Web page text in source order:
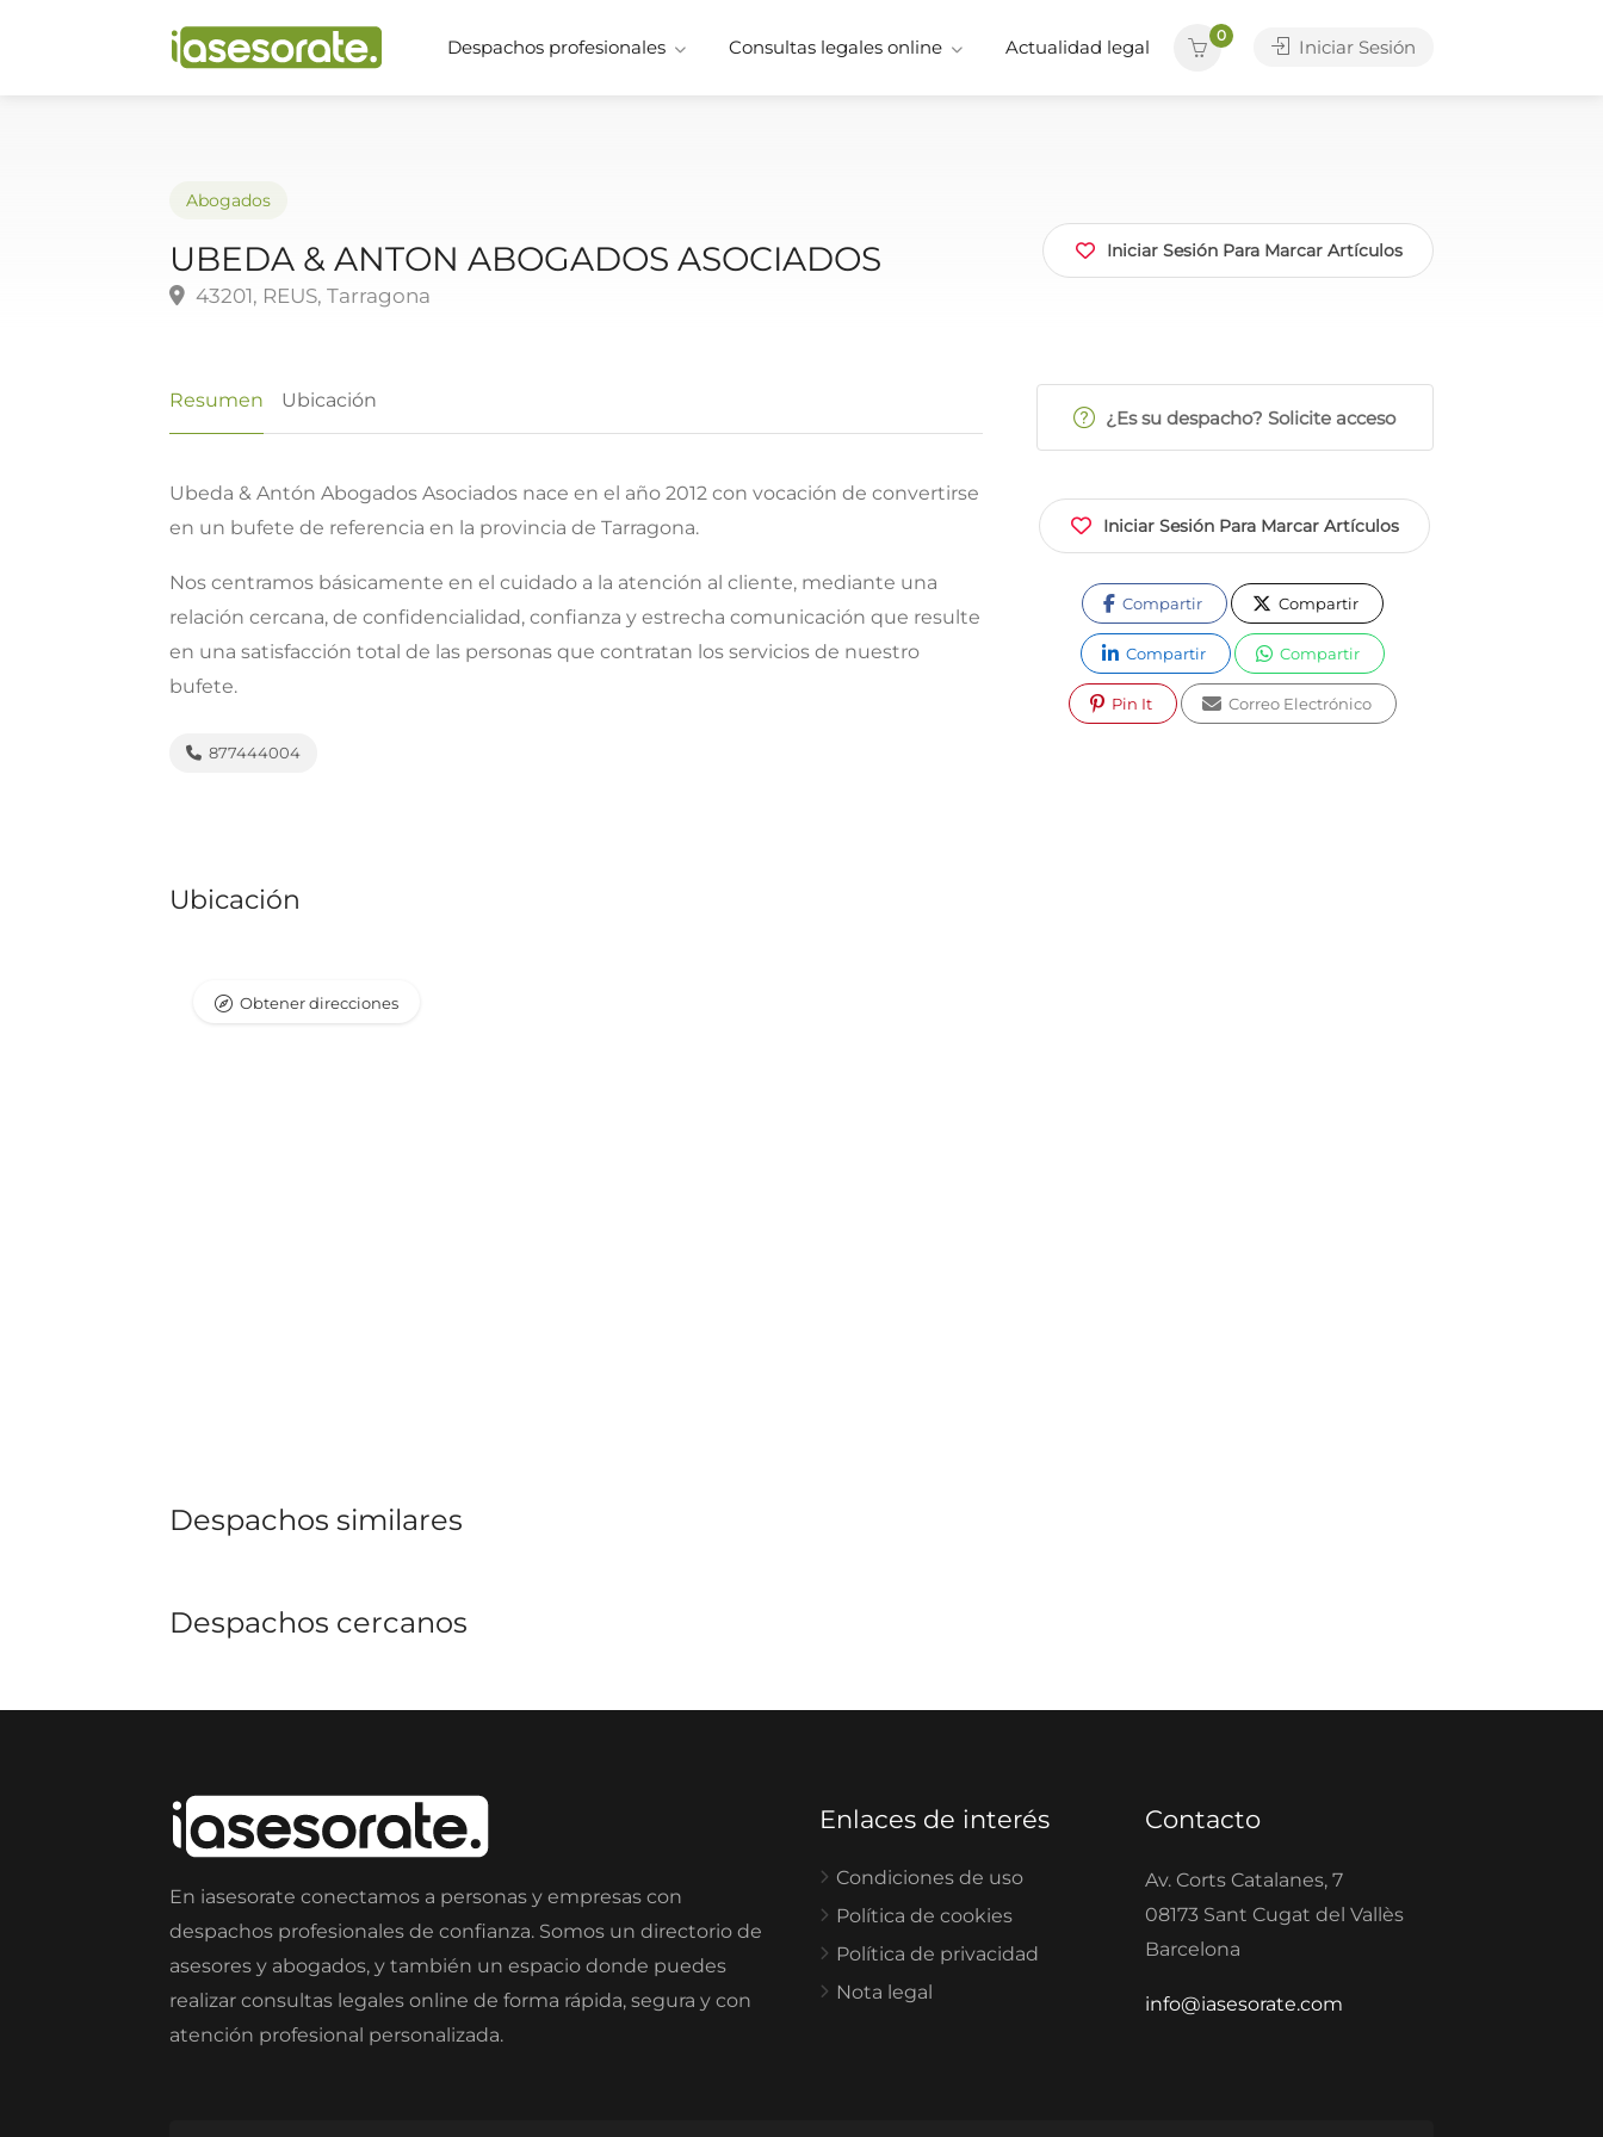
Despachos profesionales Consultas legales online Actualidad legal
0
Iniciar Sesión
Abogados
UBEDA & ANTON ABOGADOS ASOCIADOS
43201, REUS, Tarragona
Iniciar Sesión Para Marcar Artículos
Resumen Ubicación
Ubeda & Antón Abogados Asociados nace en el año 2012 con vocación de convertirse
en un bufete de referencia en la provincia de Tarragona.
Nos centramos básicamente en el cuidado a la atención al cliente, mediante una
relación cercana, de confidencialidad, confianza y estrecha comunicación que resulte
en una satisfacción total de las personas que contratan los servicios de nuestro
bufete.
877444004
Ubicación
Obtener direcciones
Despachos similares
Despachos cercanos
¿Es su despacho? Solicite acceso
Iniciar Sesión Para Marcar Artículos
Compartir Compartir
Compartir Compartir
Pin It Correo Electrónico
En iasesorate conectamos a personas y empresas con
despachos profesionales de confianza. Somos un directorio de
asesores y abogados, y también un espacio donde puedes
realizar consultas legales online de forma rápida, segura y con
atención profesional personalizada.
Enlaces de interés
Condiciones de uso
Política de cookies
Política de privacidad
Nota legal
Contacto
Av. Corts Catalanes, 7
08173 Sant Cugat del Vallès
Barcelona
info@iasesorate.com